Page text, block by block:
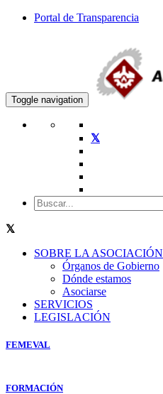
Portal de Transparencia
Toggle navigation
SOBRE LA ASOCIACIÓN
Órganos de Gobierno
Dónde estamos
Asociarse
SERVICIOS
LEGISLACIÓN
FEMEVAL
FORMACIÓN